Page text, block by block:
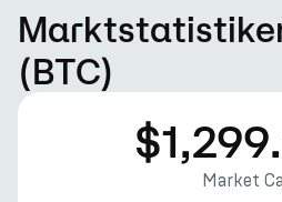
(BTC)
Market